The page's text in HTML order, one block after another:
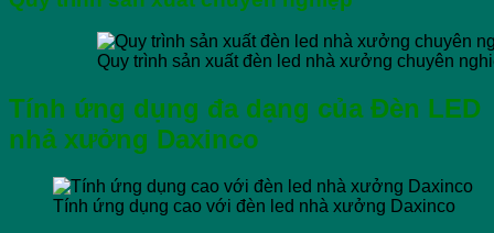
Quy trình sản xuất đèn led nhà xưởng chuyên
Tính ứng dụng đa dạng của Đèn LED
nhả xưởng Daxinco
Tính ứng dụng cao với đèn led nhà xưởng Daxinco